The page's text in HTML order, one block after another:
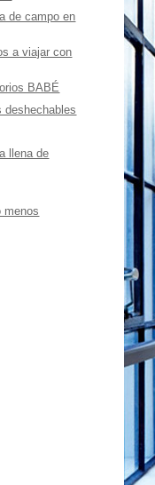
de campo en
a viajar con
BABÉ
deshechables
llena de
menos